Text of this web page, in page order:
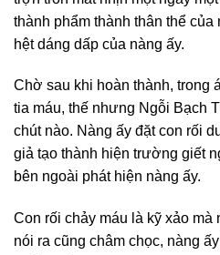
thành phẩm thành thân thể
hệt dáng dấp của nàng ấy.
Chờ sau khi hoàn thành, trong
tia máu, thế nhưng Ngỗi Bạch
chút nào. Nàng ấy đặt con rối
giả tạo thành hiện trường giết
bên ngoài phát hiện nàng ấy.
Con rối chảy máu là kỹ xảo
nói ra cũng châm chọc, nàng